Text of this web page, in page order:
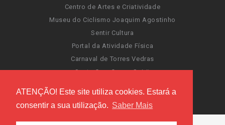
ATENÇÃO! Este site utiliza cookies. Estará a
consentir a sua utilização. Saber Mais
Centro de Artes e Criatividade
Museu do Ciclismo Joaquim Agostinho
Sentir Cultura
Portal da Atividade Física
Carnaval de Torres Vedras
Santa Cruz Ocean Spirit